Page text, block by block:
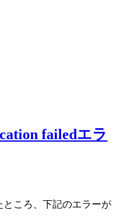
failedエラ
ところ、下記のエラーが